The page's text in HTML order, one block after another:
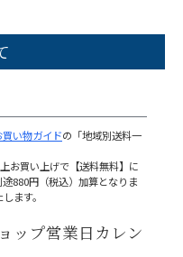
買い物ガイドの「地域別送料一
お買い上げで【送料無料】に
880円（税込）加算となりま
ます。
ップ営業日カレン